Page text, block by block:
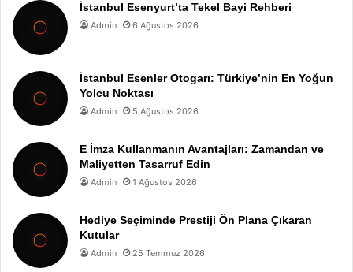
İstanbul Esenyurt’ta Tekel Bayi Rehberi
Admin 6 Ağustos 2026
İstanbul Esenler Otogarı: Türkiye’nin En Yoğun
Yolcu Noktası
Admin 5 Ağustos 2026
E İmza Kullanmanın Avantajları: Zamandan ve
Maliyetten Tasarruf Edin
Admin 1 Ağustos 2026
Hediye Seçiminde Prestiji Ön Plana Çıkaran
Kutular
Admin 25 Temmuz 2026